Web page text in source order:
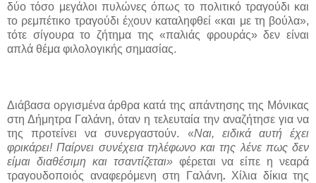
δύο τόσο μεγάλοι πυλώνες όπως το πολιτικό τραγούδι και
το ρεμπέτικο τραγούδι έχουν καταληφθεί «και με τη βούλα»,
τότε σίγουρα το ζήτημα της «παλιάς φρουράς» δεν είναι
απλά θέμα φιλολογικής σημασίας.
Διάβασα οργισμένα άρθρα κατά της απάντησης της Μόνικας
στη Δήμητρα Γαλάνη, όταν η τελευταία την αναζήτησε για να
της προτείνει να συνεργαστούν. «Ναι, ειδικά αυτή έχει
φρικάρει! Παίρνει συνέχεια τηλέφωνο και της λένε πως δεν
είμαι διαθέσιμη και τσαντίζεται» φέρεται να είπε η νεαρά
τραγουδοποιός αναφερόμενη στη Γαλάνη. Χίλια δίκια της